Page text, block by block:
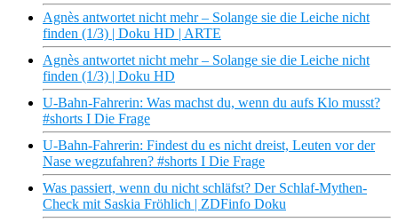
Agnès antwortet nicht mehr – Solange sie die Leiche nicht
finden (1/3) | Doku HD | ARTE
Agnès antwortet nicht mehr – Solange sie die Leiche nicht
finden (1/3) | Doku HD
U-Bahn-Fahrerin: Was machst du, wenn du aufs Klo musst?
#shorts I Die Frage
U-Bahn-Fahrerin: Findest du es nicht dreist, Leuten vor der
Nase wegzufahren? #shorts I Die Frage
Was passiert, wenn du nicht schläfst? Der Schlaf-Mythen-
Check mit Saskia Fröhlich | ZDFinfo Doku